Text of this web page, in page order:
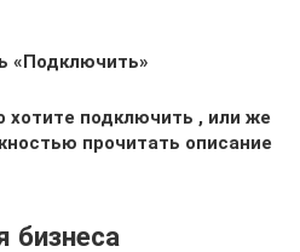
«Подключить»
хотите подключить , или же
прочитать описание
бизнеса